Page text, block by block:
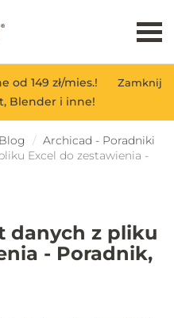
Zamknij
od 149 zł/mies.!
Blender i inne!
Blog
Archicad - Poradniki
Excel do zestawienia -
danych z pliku
- Poradnik,